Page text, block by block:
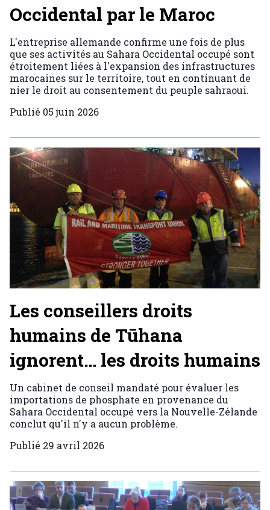
Occidental par le Maroc
L'entreprise allemande confirme une fois de plus
que ses activités au Sahara Occidental occupé sont
étroitement liées à l'expansion des infrastructures
marocaines sur le territoire, tout en continuant de
nier le droit au consentement du peuple sahraoui.
Publié 05 juin 2026
Les conseillers droits
humains de Tūhana
ignorent… les droits humains
Un cabinet de conseil mandaté pour évaluer les
importations de phosphate en provenance du
Sahara Occidental occupé vers la Nouvelle-Zélande
conclut qu'il n'y a aucun problème.
Publié 29 avril 2026